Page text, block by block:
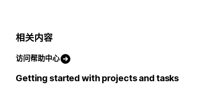
相关内容
访问帮助中心
Getting started with projects and tasks